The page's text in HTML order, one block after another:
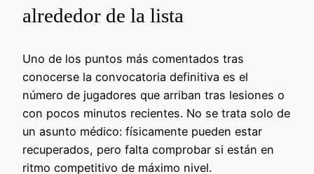
alrededor de la lista
Uno de los puntos más comentados tras
conocerse la convocatoria definitiva es el
número de jugadores que arriban tras lesiones o
con pocos minutos recientes. No se trata solo de
un asunto médico: físicamente pueden estar
recuperados, pero falta comprobar si están en
ritmo competitivo de máximo nivel.